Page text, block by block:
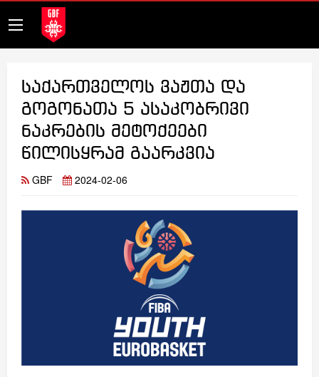
საქართველოს ვაჟთა და
გოგონათა 5 ასაკობრივი
ნაკრების მეტოქეები
წილისყრამ გაარკვია
GBF 2024-02-06